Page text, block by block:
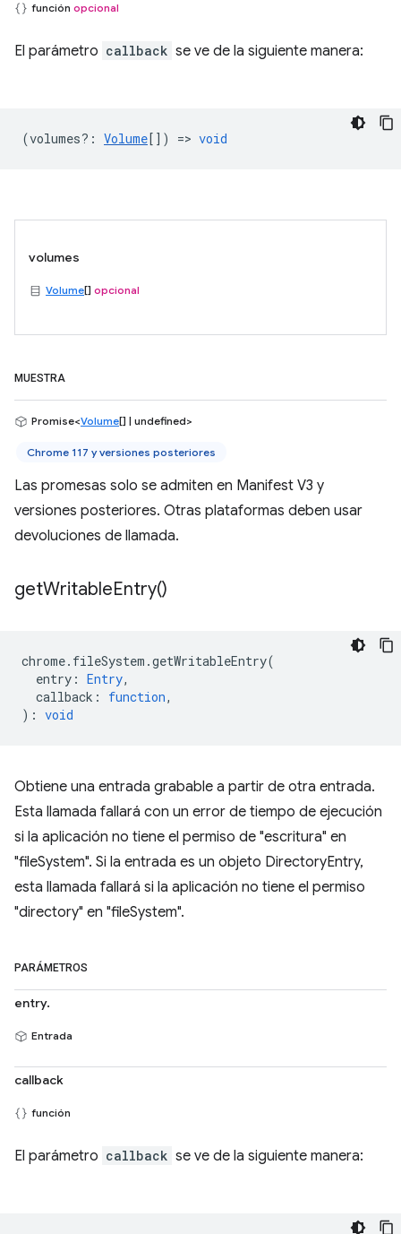
función opcional
El parámetro callback se ve de la siguiente manera:
(volumes? : Volume[]) => void
volumes
Volume[] opcional
MUESTRA
Promise<Volume[] | undefined>
Chrome 117 y versiones posteriores
Las promesas solo se admiten en Manifest V3 y
versiones posteriores. Otras plataformas deben usar
devoluciones de llamada.
getWritableEntry()
chrome. fileSystem .getWritableEntry(
entry : Entry,
callback : function,
) : void
Obtiene una entrada grabable a partir de otra entrada.
Esta llamada fallará con un error de tiempo de ejecución
si la aplicación no tiene el permiso de "escritura" en
"fileSystem". Si la entrada es un objeto DirectoryEntry,
esta llamada fallará si la aplicación no tiene el permiso
"directory" en "fileSystem".
PARÁMETROS
entry.
Entrada
callback
función
El parámetro callback se ve de la siguiente manera: